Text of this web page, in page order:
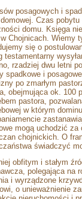
posagowych i
Czas
domu. Księga
Chojnicach. Wiemy
się o
testamentarny
rzadziej dwu letni
spadkowe i
po zmarłym
obejmująca ok. 100
pastora,
w którym
mogą uchodzić za
chojnickich. O
świadczyć
obfitym i stałym
polegająca na
i wyrządzone
o unieważnienie